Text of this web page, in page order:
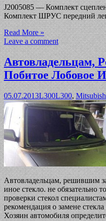
J2005085 — Комплект
Комплект ШРУС передний
Read More »
Leave a comment
Автовладельцам,
Побитое Лобовое
05.07.2013L300L300,
Автовладельцам, решившим
иное стекло. не обязательно
проверки стекол
рекомендация о замене
Хозяин автомобиля